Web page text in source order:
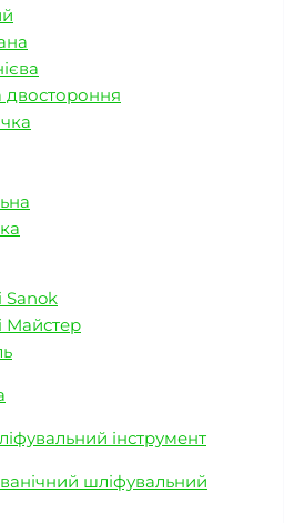
двостороння
Sanok
Майстер
інструмент
шліфувальний